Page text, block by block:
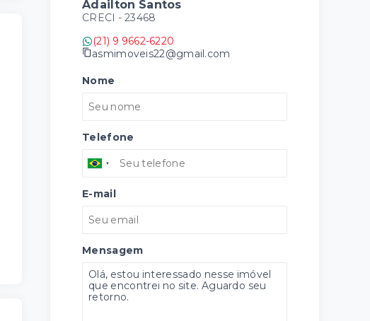
Adailton Santos
CRECI - 23468
(21) 9 9662-6220
asmimoveis22@gmail.com
Nome
Telefone
E-mail
Mensagem